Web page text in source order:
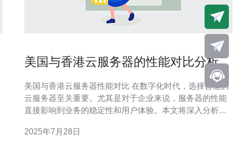
美国与香港云服务器的性能对比分析
美国与香港云服务器性能对比 在数字化时代，选择合适的
云服务器至关重要。尤其是对于企业来说，服务器的性能
直接影响到业务的稳定性和用户体验。本文将深入分析美
参考。 以下是本文的3个精华要点： 性能对比：美国云服
2025年7月28日